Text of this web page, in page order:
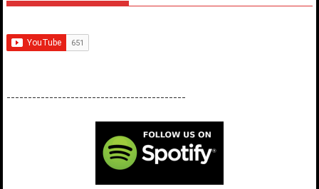
------------------------------------------